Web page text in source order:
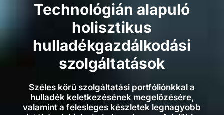
Technológián alapuló
holisztikus
hulladékgazdálkodási
szolgáltatások
Széles körű szolgáltatási portfóliónkkal a
hulladék keletkezésének megelőzésére,
valamint a felesleges készletek legnagyobb